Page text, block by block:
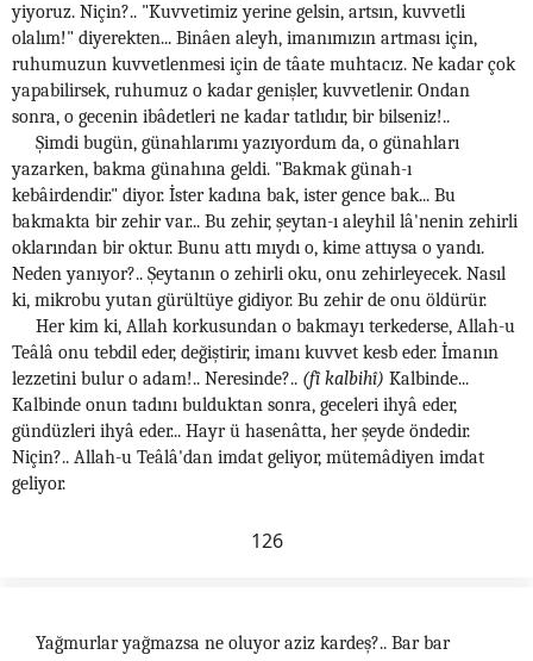
yiyoruz. Niçin?.. "Kuvvetimiz yerine gelsin, artsın, kuvvetli
olalım!" diyerekten... Binâen aleyh, imanımızın artması için,
ruhumuzun kuvvetlenmesi için de tâate muhtacız. Ne kadar çok
yapabilirsek, ruhumuz o kadar genişler, kuvvetlenir. Ondan
sonra, o gecenin ibâdetleri ne kadar tatlıdır, bir bilseniz!..
Şimdi bugün, günahlarımı yazıyordum da, o günahları
yazarken, bakma günahına geldi. "Bakmak günah-ı
kebâirdendir." diyor. İster kadına bak, ister gence bak... Bu
bakmakta bir zehir var... Bu zehir, şeytan-ı aleyhil lâ'nenin zehirli
oklarından bir oktur. Bunu attı mıydı o, kime attıysa o yandı.
Neden yanıyor?.. Şeytanın o zehirli oku, onu zehirleyecek. Nasıl
ki, mikrobu yutan gürültüye gidiyor. Bu zehir de onu öldürür.
Her kim ki, Allah korkusundan o bakmayı terkederse, Allah-u
Teâlâ onu tebdil eder, değiştirir, imanı kuvvet kesb eder. İmanın
lezzetini bulur o adam!.. Neresinde?.. (fî kalbihî) Kalbinde...
Kalbinde onun tadını bulduktan sonra, geceleri ihyâ eder,
gündüzleri ihyâ eder... Hayr ü hasenâtta, her şeyde öndedir.
Niçin?.. Allah-u Teâlâ'dan imdat geliyor, mütemâdiyen imdat
geliyor.
126
Yağmurlar yağmazsa ne oluyor aziz kardeş?.. Bar bar